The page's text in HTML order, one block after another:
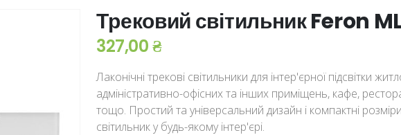
Трековий світильник Feron
327,00 ₴
Лаконічні трекові світильники для інтер'єрної підсвітки
адміністративно-офісних та інших приміщень, кафе,
тощо. Простий та універсальний дизайн і компактні
світильник у будь-якому інтер'єрі.